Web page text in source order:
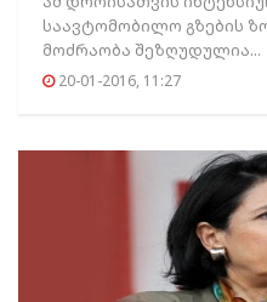
საავტომობილო გზების
მოძრაობა შეზღუდულია...
20-01-2016, 11:27